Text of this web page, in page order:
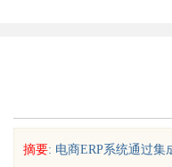
摘要: 电商ERP系统通过